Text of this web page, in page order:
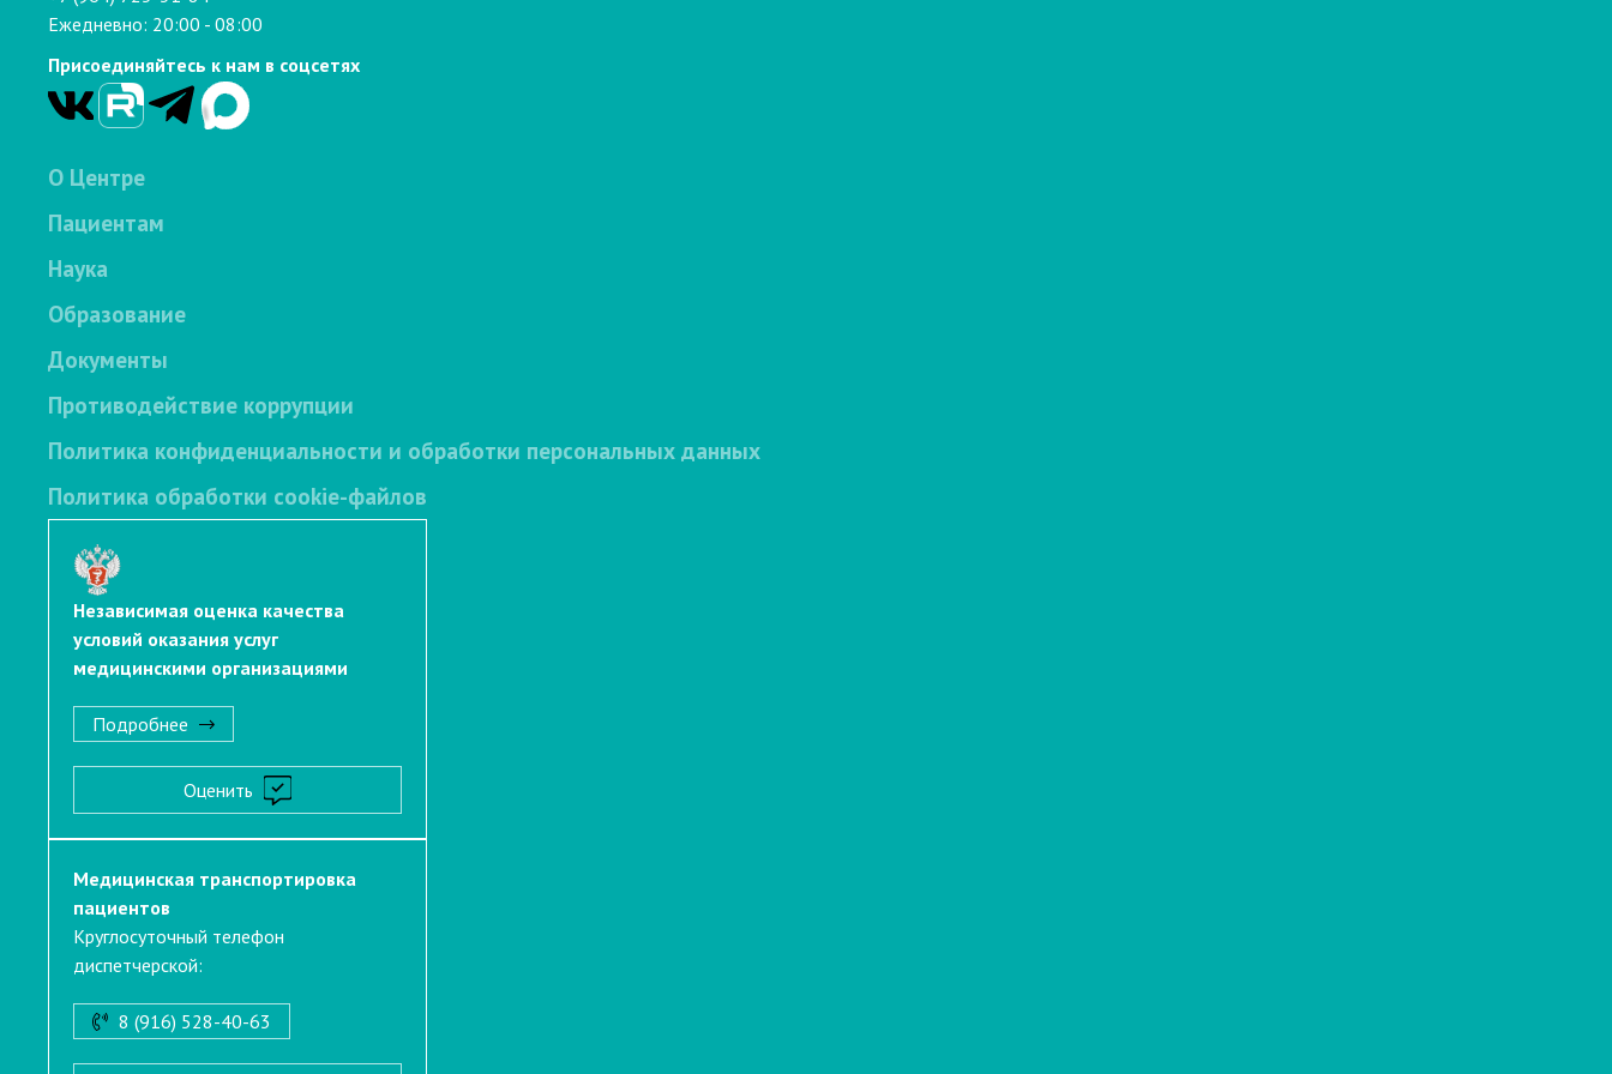
Ежедневно: 20:00 - 08:00
Присоединяйтесь к нам в соцсетях
О Центре
Пациентам
Наука
Образование
Документы
Противодействие коррупции
Политика конфиденциальности и обработки персональных данных
Политика обработки cookie-файлов
Независимая оценка качества
условий оказания услуг
медицинскими организациями
Подробнее
Оценить
Медицинская транспортировка
пациентов
Круглосуточный телефон
диспетчерской:
8 (916) 528-40-63